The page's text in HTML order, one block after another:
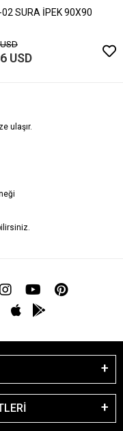
SURA İPEK 90X90
USD
ulaşır.